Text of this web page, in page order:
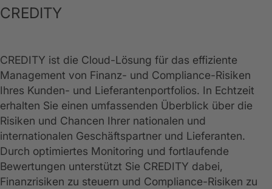
CREDITY
CREDITY ist die Cloud-Lösung für das effiziente
Management von Finanz- und Compliance-Risiken
Ihres Kunden- und Lieferantenportfolios. In Echtzeit
erhalten Sie einen umfassenden Überblick über die
Risiken und Chancen Ihrer nationalen und
internationalen Geschäftspartner und Lieferanten.
Durch optimiertes Monitoring und fortlaufende
Bewertungen unterstützt Sie CREDITY dabei,
Finanzrisiken zu steuern und Compliance-Risiken zu